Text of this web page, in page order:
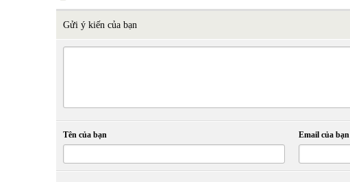
Gửi ý kiến của bạn
Tên của bạn Email của bạn